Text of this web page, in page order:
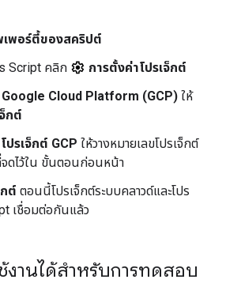
พอร์ตี้ของสคริปต์
Script คลิก
การตั้งค่าโปรเจ็กต์
Google Cloud Platform (GCP) ให้
กต์
ปรเจ็กต์ GCP ให้วางหมายเลขโปรเจ็กต์
ดไว้ใน ขั้นตอนก่อนหน้า
ต์ ตอนนี้โปรเจ็กต์ระบบคลาวด์และโปร
เชื่อมต่อกันแล้ว
งานได้สำหรับการทดสอบ